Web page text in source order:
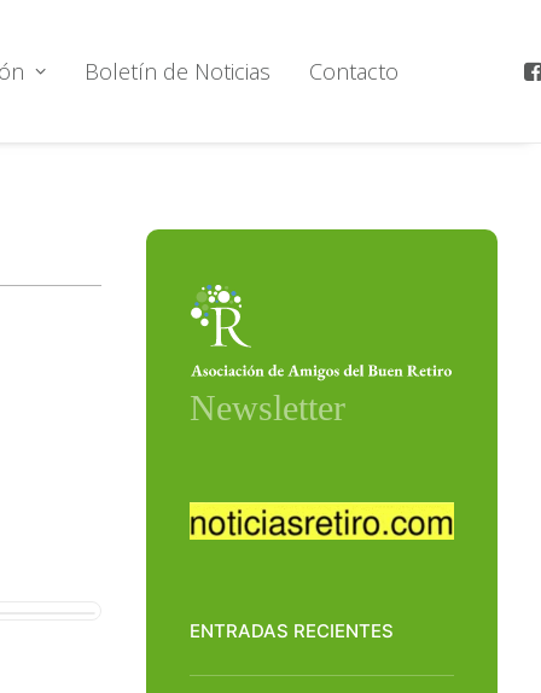
Boletín de Noticias Contacto
ENTRADAS RECIENTES